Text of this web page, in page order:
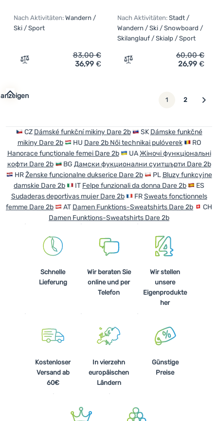
Nach Aktivitäten: Wandern /
Ski / Sport
Zum Vergleich 'Damen Funktions-Sweatshirt Dare 2b
83,00€
36,99 €
Nach Aktivitäten: Stadt /
Wandern / Ski / Snowboard /
Skilanglauf / Skialp / Sport
Zum Vergleich 'Damen
60,00€
26,99 €
1 2 weiter
CZ Dámské funkční mikiny Dare 2b SK Dámske funkčné
mikiny Dare 2b
HU Dare 2b Női technikai pulóverek
RO
Hanorace funcționale femei Dare 2b
UAЖіночі функціональні
кофти Dare 2b
BG Дамски фукционални суитшърти Dare 2b
HRŽenske funcionalne dukserice Dare 2b PL Bluzy funkcyjne
damskie Dare 2b
IT Felpe funzionali da donna Dare 2b
ES
Sudaderas deportivas mujer Dare 2b
FRSweats fonctionnels
femme Dare 2b
AT Damen Funktions-Sweatshirts Dare 2b
CH
Damen Funktions-Sweatshirts Dare 2b
Schnelle
Lieferung
Wir beraten Sie
online und per
Telefon
Wir stellen
unsere
Eigenprodukte
her
Kostenloser
Versand ab
60€
In vierzehn
europäischen
Ländern
Günstige
Preise